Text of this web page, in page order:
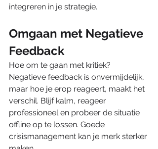
integreren in je strategie.
Omgaan met Negatieve
Feedback
Hoe om te gaan met kritiek?
Negatieve feedback is onvermijdelijk,
maar hoe je erop reageert, maakt het
verschil. Blijf kalm, reageer
professioneel en probeer de situatie
offline op te lossen. Goede
crisismanagement kan je merk sterker